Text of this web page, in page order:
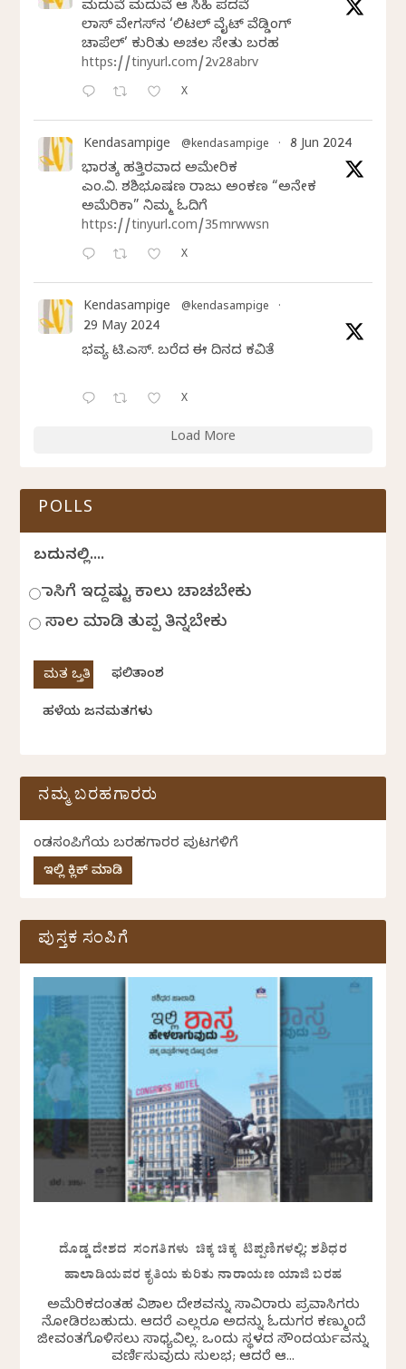
ಮದುವೆ ಮದುವೆ ಆ ಸಿಹಿ ಪದವೆ
ಲಾಸ್‌ ವೇಗಸ್‌ನ ‘ಲಿಟಲ್ ವೈಟ್ ವೆಡ್ಡಿಂಗ್
ಚಾಪೆಲ್’ ಕುರಿತು ಅಚಲ ಸೇತು ಬರಹ
https://tinyurl.com/2v28abrv
X
Kendasampige @kendasampige · 8 Jun 2024
ಭಾರತಕ್ಕೆ ಹತ್ತಿರವಾದ ಅಮೇರಿಕ
ಎಂ.ವಿ. ಶಶಿಭೂಷಣ ರಾಜು ಅಂಕಣ “ಅನೇಕ
ಅಮೆರಿಕಾ” ನಿಮ್ಮ ಓದಿಗೆ
https://tinyurl.com/35mrwwsn
X
Kendasampige @kendasampige ·
29 May 2024
ಭವ್ಯ ಟಿ.ಎಸ್. ಬರೆದ ಈ ದಿನದ ಕವಿತೆ
X
Load More
POLLS
ಬದುಕಿನಲ್ಲಿ....
ಹಾಸಿಗೆ ಇದ್ದಷ್ಟು ಕಾಲು ಚಾಚಬೇಕು
ಸಾಲ ಮಾಡಿ ತುಪ್ಪ ತಿನ್ನಬೇಕು
ಫಲಿತಾಂಶ
ಹಳೆಯ ಜನಮತಗಳು
ನಮ್ಮ ಬರಹಗಾರರು
ಕೆಂಡಸಂಪಿಗೆಯ ಬರಹಗಾರರ ಪುಟಗಳಿಗೆ
ಇಲ್ಲಿ ಕ್ಲಿಕ್ ಮಾಡಿ
ಪುಸ್ತಕ ಸಂಪಿಗೆ
ದೊಡ್ಡ ದೇಶದ ಸಂಗತಿಗಳು ಚಿಕ್ಕ ಚಿಕ್ಕ ಟಿಪ್ಪಣಿಗಳಲ್ಲಿ: ಶಶಿಧರ
ಹಾಲಾಡಿಯವರ ಕೃತಿಯ ಕುರಿತು ನಾರಾಯಣ ಯಾಜಿ ಬರಹ
ಅಮೆರಿಕದಂತಹ ವಿಶಾಲ ದೇಶವನ್ನು ಸಾವಿರಾರು ಪ್ರವಾಸಿಗರು
ನೋಡಿರಬಹುದು. ಆದರೆ ಎಲ್ಲರೂ ಅದನ್ನು ಓದುಗರ ಕಣ್ಮುಂದೆ
ಜೀವಂತಗೊಳಿಸಲು ಸಾಧ್ಯವಿಲ್ಲ. ಒಂದು ಸ್ಥಳದ ಸೌಂದರ್ಯವನ್ನು
ವರ್ಣಿಸುವುದು ಸುಲಭ; ಆದರೆ ಆ...